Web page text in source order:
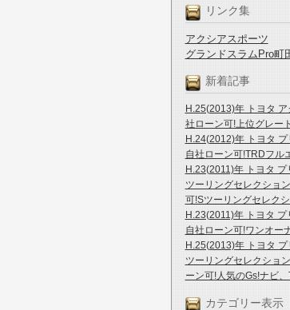
リンク集
アクシアスポーツ
グランドスラムPro町
新着記事
H.25(2013)年 トヨタ ア
社ローン可!上位グレー
H.24(2012)年 トヨタ
自社ローン可!TRDフル
H.23(2011)年 トヨタ プ
ツーリングセレクショ
可!Sツーリングセレク
H.23(2011)年 トヨタ プ
自社ローン可!ワンオー
H.25(2013)年 トヨタ
ツーリングセレクショ
ーン可!人気のGs!ナビ、
カテゴリー表示